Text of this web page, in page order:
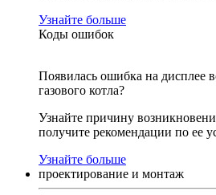
Узнайте больше
Коды ошибок
Появилась ошибка на дисплее
газового котла?
Узнайте причину
получите рекомендации по ее
Узнайте больше
проектирование и монтаж